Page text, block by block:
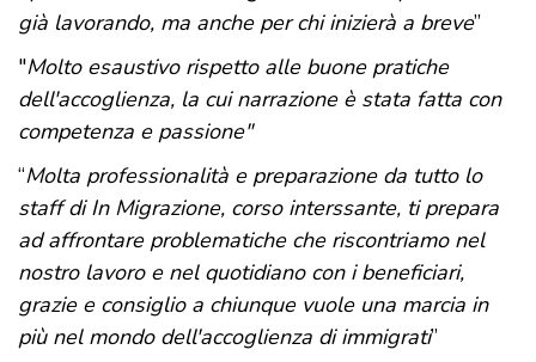
già lavorando, ma anche per chi inizierà a breve”
"Molto esaustivo rispetto alle buone pratiche
dell'accoglienza, la cui narrazione è stata fatta con
competenza e passione"
“Molta professionalità e preparazione da tutto lo
staff di In Migrazione, corso interssante, ti prepara
ad affrontare problematiche che riscontriamo nel
nostro lavoro e nel quotidiano con i beneficiari,
grazie e consiglio a chiunque vuole una marcia in
più nel mondo dell'accoglienza di immigrati”